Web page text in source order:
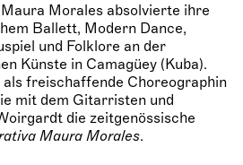
Morales absolvierte ihre
Ballett, Modern Dance,
und Folklore an der
Künste in Camagüey (Kuba).
freischaffende Choreographin
mit dem Gitarristen und
die zeitgenössische
Maura Morales.